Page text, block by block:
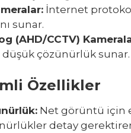
: İnternet
sunar.
(AHD/CCTV)
düşük çözünürlük sunar.
Özellikler
: Net görüntü için
detay